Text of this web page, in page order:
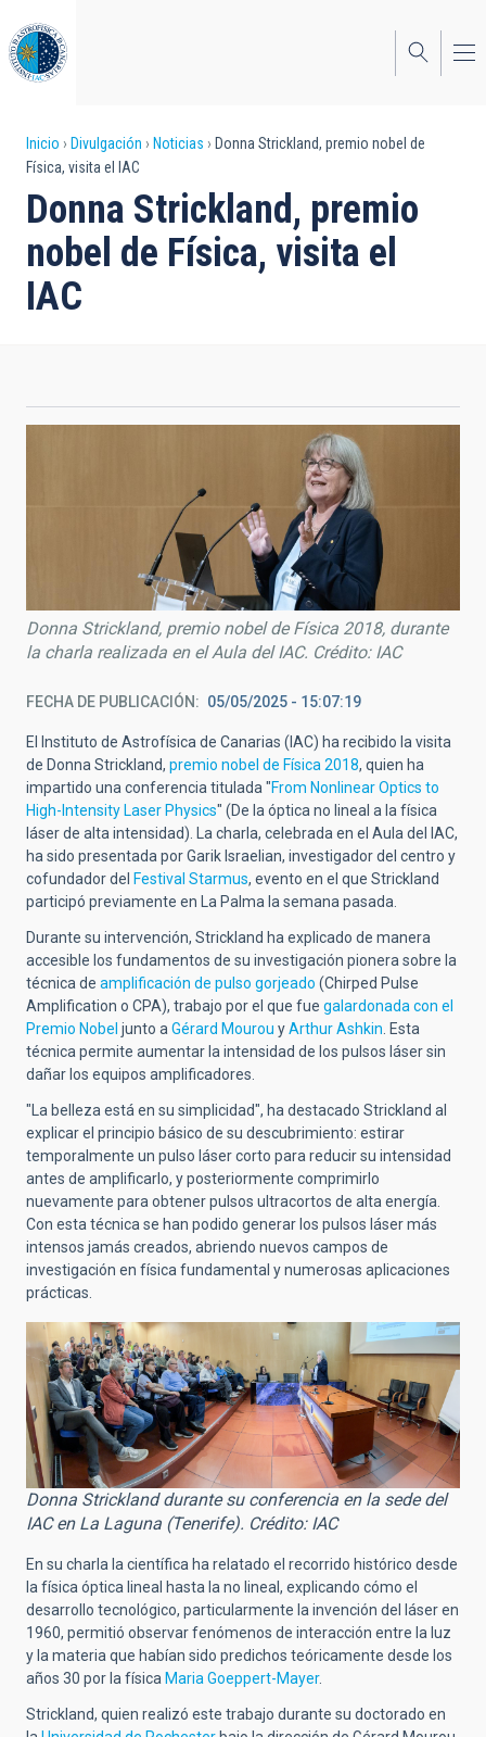
al
contenido
principal
Sobrescribir
enlaces
de
ayuda
a
Inicio Divulgación Noticias
Donna Strickland, premio nobel de
Física, visita el IAC
Donna Strickland, premio
nobel de Física, visita el
IAC
Donna Strickland, premio nobel de Física 2018, durante
la charla realizada en el Aula del IAC. Crédito: IAC
FECHA DE PUBLICACIÓN 05/05/2025 - 15:07:19
El Instituto de Astrofísica de Canarias (IAC) ha recibido la visita
de Donna Strickland, premio nobel de Física 2018, quien ha
impartido una conferencia titulada "From Nonlinear Optics to
High-Intensity Laser Physics" (De la óptica no lineal a la física
láser de alta intensidad). La charla, celebrada en el Aula del IAC,
ha sido presentada por Garik Israelian, investigador del centro y
cofundador del Festival Starmus, evento en el que Strickland
participó previamente en La Palma la semana pasada.
Durante su intervención, Strickland ha explicado de manera
accesible los fundamentos de su investigación pionera sobre la
técnica de amplificación de pulso gorjeado (Chirped Pulse
Amplification o CPA), trabajo por el que fue galardonada con el
Premio Nobel junto aGérard Mourou yArthur Ashkin. Esta
técnica permite aumentar la intensidad de los pulsos láser sin
dañar los equipos amplificadores.
"La belleza está en su simplicidad", ha destacado Strickland al
explicar el principio básico de su descubrimiento: estirar
temporalmente un pulso láser corto para reducir su intensidad
antes de amplificarlo, y posteriormente comprimirlo
nuevamente para obtener pulsos ultracortos de alta energía.
Con esta técnica se han podido generar los pulsos láser más
intensos jamás creados, abriendo nuevos campos de
investigación en física fundamental y numerosas aplicaciones
prácticas.
Donna Strickland durante su conferencia en la sede del
IAC en La Laguna (Tenerife). Crédito: IAC
En su charla la científica ha relatado el recorrido histórico desde
la física óptica lineal hasta la no lineal, explicando cómo el
desarrollo tecnológico, particularmente la invención del láser en
1960, permitió observar fenómenos de interacción entre la luz
y la materia que habían sido predichos teóricamente desde los
años 30 por la física Maria Goeppert-Mayer.
Strickland, quien realizó este trabajo durante su doctorado en